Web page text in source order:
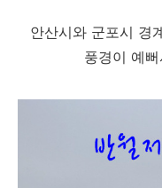
안산시와 군포시 경
풍경이 예